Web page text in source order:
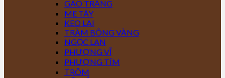
GÁO TRẮNG
ME TÂY
KEO LAI
TRÀM BÔNG VÀNG
NGỌC LAN
PHƯỢNG VĨ
PHƯỢNG TÍM
TRÔM